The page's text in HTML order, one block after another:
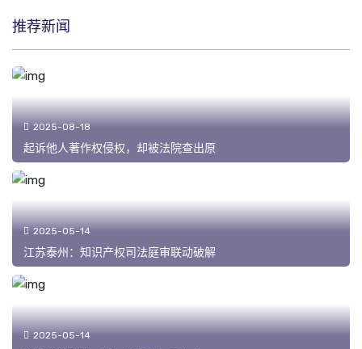
推荐新闻
2025-08-18
起诉他人著作权侵权，却被法院查出原
2025-05-14
江苏泰州：知识产权司法庭审联动破解
2025-05-14